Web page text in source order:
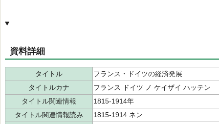
資料詳細
タイトル
フランス・ドイツの経済発展
タイトルカナ
フランス ドイツ ノ ケイザイ ハッテン
タイトル関連情報
1815-1914年
タイトル関連情報読み
1815-1914 ネン